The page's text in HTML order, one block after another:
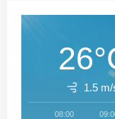
1.5 m/
08:00